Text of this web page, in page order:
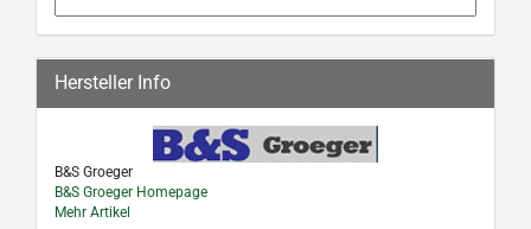
Hersteller Info
B&S Groeger
B&S Groeger Homepage
Mehr Artikel